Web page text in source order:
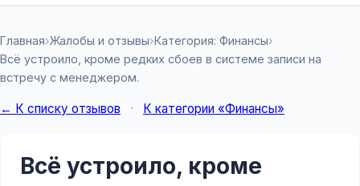
Главная›Жалобы и отзывы›Категория: Финансы›
Всё устроило, кроме редких сбоев в системе записи на
встречу с менеджером.
← К списку отзывов · К категории «Финансы»
Всё устроило, кроме